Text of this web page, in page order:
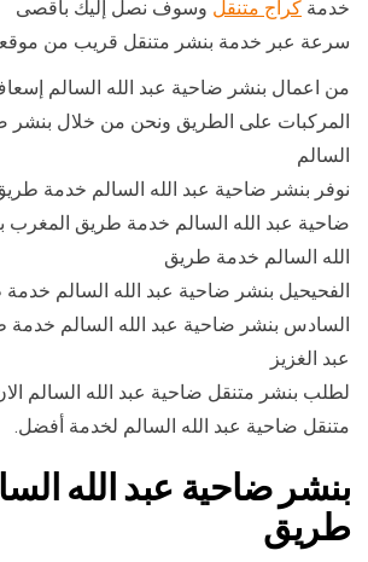
خدمة كراج متنقل وسوف نصل إليك بأقصى
سرعة عبر خدمة بنشر متنقل قريب من
من اعمال بنشر ضاحية عبد الله السالم
المركبات على الطريق ونحن من خلال بنشر
السالم
نوفر بنشر ضاحية عبد الله السالم خدمة
ضاحية عبد الله السالم خدمة طريق المغرب
الله السالم خدمة طريق
الفحيحيل بنشر ضاحية عبد الله السالم
السادس بنشر ضاحية عبد الله السالم خدمة
عبد الغزيز
لطلب بنشر متنقل ضاحية عبد الله السالم
متنقل ضاحية عبد الله السالم لخدمة أفضل.
بنشر ضاحية عبد الله
طريق